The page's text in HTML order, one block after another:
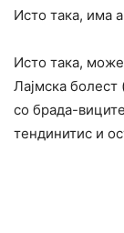
Исто така, има
Исто така,
Лајмска
со брада-
тендинитис и